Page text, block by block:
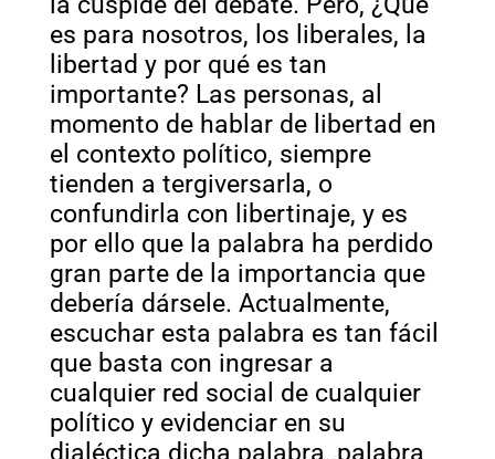
es para nosotros, los liberales, la
libertad y por qué es tan
importante? Las personas, al
momento de hablar de libertad en
el contexto político, siempre
tienden a tergiversarla, o
confundirla con libertinaje, y es
por ello que la palabra ha perdido
gran parte de la importancia que
debería dársele. Actualmente,
escuchar esta palabra es tan fácil
que basta con ingresar a
cualquier red social de cualquier
político y evidenciar en su
dialéctica dicha palabra, palabra